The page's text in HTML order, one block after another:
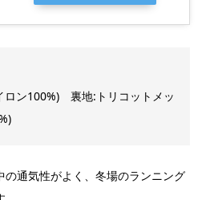
ロン100%) 裏地:トリコットメッ
通気性がよく、冬場のランニング